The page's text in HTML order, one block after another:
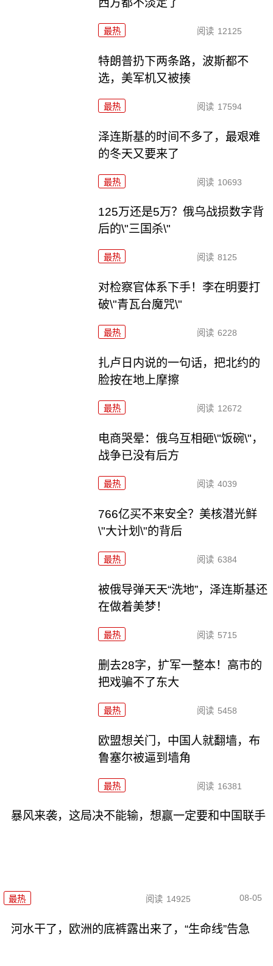
西方都不淡定了
最热 阅读 12125
特朗普扔下两条路，波斯都不
选，美军机又被揍
最热 阅读 17594
泽连斯基的时间不多了，最艰难
的冬天又要来了
最热 阅读 10693
125万还是5万？俄乌战损数字背
后的\"三国杀\"
最热 阅读 8125
对检察官体系下手！李在明要打
破\"青瓦台魔咒\"
最热 阅读 6228
扎卢日内说的一句话，把北约的
脸按在地上摩擦
最热 阅读 12672
电商哭晕：俄乌互相砸\"饭碗\"，
战争已没有后方
最热 阅读 4039
766亿买不来安全？美核潜光鲜
\"大计划\"的背后
最热 阅读 6384
被俄导弹天天“洗地”，泽连斯基还
在做着美梦！
最热 阅读 5715
删去28字，扩军一整本！高市的
把戏骗不了东大
最热 阅读 5458
欧盟想关门，中国人就翻墙，布
鲁塞尔被逼到墙角
最热 阅读 16381
暴风来袭，这局决不能输，想赢一定要和中国联手
最热 阅读 14925 08-05
河水干了，欧洲的底裤露出来了，“生命线”告急